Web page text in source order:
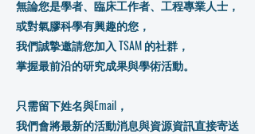
無論您是學者、臨床工作者、工程專業人士，
或對氣膠科學有興趣的您，
我們誠摯邀請您加入 TSAM 的社群，
掌握最前沿的研究成果與學術活動。
只需留下姓名與Email，
我們會將最新的活動消息與資源資訊直接寄送